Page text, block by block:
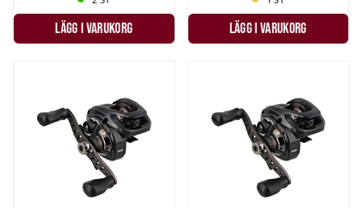
LÄGG I VARUKORG LÄGG I VARUKORG